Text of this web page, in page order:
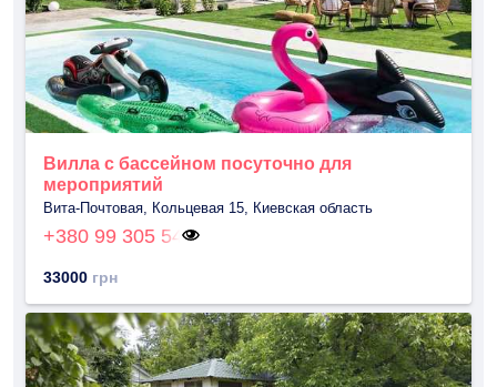
Вилла с бассейном посуточно для
мероприятий
Вита-Почтовая, Кольцевая 15, Киевская область
+380 99 305 54
33000 грн